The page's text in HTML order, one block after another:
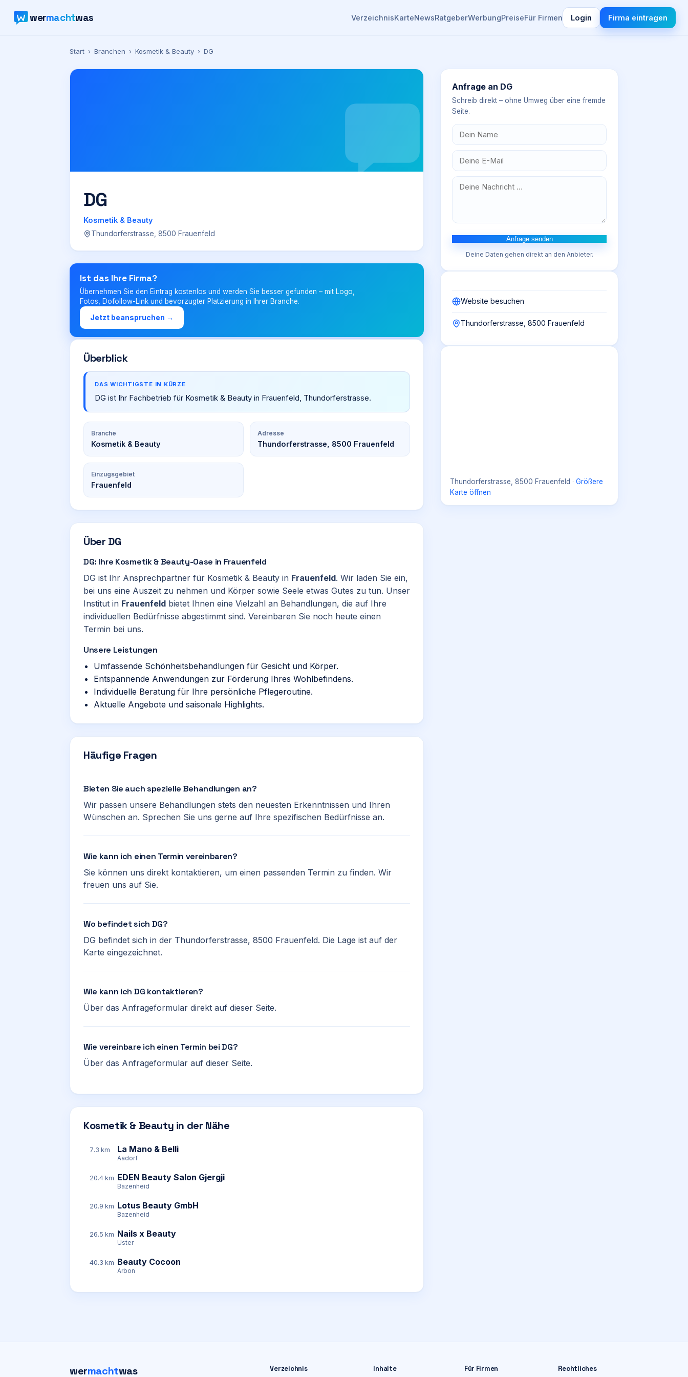
wermachtwas VerzeichnisKarteNewsRatgeberWerbungPreiseFür Firmen Login Firma eintragen
Start › Branchen › Kosmetik & Beauty › DG
DG
Kosmetik & Beauty
Thundorferstrasse, 8500 Frauenfeld
Ist das Ihre Firma?
Übernehmen Sie den Eintrag kostenlos und werden Sie besser gefunden – mit Logo,
Fotos, Dofollow-Link und bevorzugter Platzierung in Ihrer Branche.
Jetzt beanspruchen →
Überblick
DAS WICHTIGSTE IN KÜRZE
DG ist Ihr Fachbetrieb für Kosmetik & Beauty in Frauenfeld, Thundorferstrasse.
Branche
Kosmetik & Beauty
Adresse
Thundorferstrasse, 8500 Frauenfeld
Einzugsgebiet
Frauenfeld
Über DG
DG: Ihre Kosmetik & Beauty-Oase in Frauenfeld
DG ist Ihr Ansprechpartner für Kosmetik & Beauty in Frauenfeld. Wir laden Sie ein,
bei uns eine Auszeit zu nehmen und Körper sowie Seele etwas Gutes zu tun. Unser
Institut in Frauenfeld bietet Ihnen eine Vielzahl an Behandlungen, die auf Ihre
individuellen Bedürfnisse abgestimmt sind. Vereinbaren Sie noch heute einen
Termin bei uns.
Unsere Leistungen
Umfassende Schönheitsbehandlungen für Gesicht und Körper.
Entspannende Anwendungen zur Förderung Ihres Wohlbefindens.
Individuelle Beratung für Ihre persönliche Pflegeroutine.
Aktuelle Angebote und saisonale Highlights.
Häufige Fragen
Bieten Sie auch spezielle Behandlungen an?
Wir passen unsere Behandlungen stets den neuesten Erkenntnissen und Ihren
Wünschen an. Sprechen Sie uns gerne auf Ihre spezifischen Bedürfnisse an.
Wie kann ich einen Termin vereinbaren?
Sie können uns direkt kontaktieren, um einen passenden Termin zu finden. Wir
freuen uns auf Sie.
Wo befindet sich DG?
DG befindet sich in der Thundorferstrasse, 8500 Frauenfeld. Die Lage ist auf der
Karte eingezeichnet.
Wie kann ich DG kontaktieren?
Über das Anfrageformular direkt auf dieser Seite.
Wie vereinbare ich einen Termin bei DG?
Über das Anfrageformular auf dieser Seite.
Kosmetik & Beauty in der Nähe
7.3 km La Mano & Belli
Aadorf
20.4 km EDEN Beauty Salon Gjergji
Bazenheid
20.9 km Lotus Beauty GmbH
Bazenheid
26.5 km Nails x Beauty
Uster
40.3 km Beauty Cocoon
Arbon
Anfrage an DG
Schreib direkt – ohne Umweg über eine fremde
Seite.
Anfrage senden
Deine Daten gehen direkt an den Anbieter.
Website besuchen
Thundorferstrasse, 8500 Frauenfeld
Thundorferstrasse, 8500 Frauenfeld · Größere
Karte öffnen
wermachtwas Verzeichnis Inhalte Für Firmen Rechtliches